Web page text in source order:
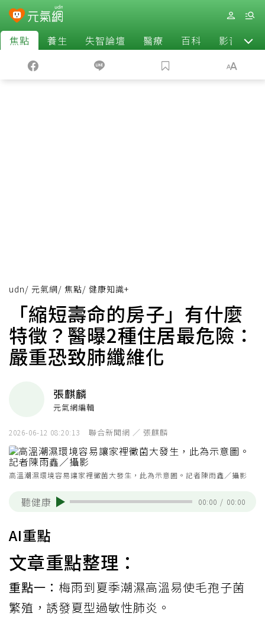
焦點 養生 失智論壇 醫療 百科 影音
udn/ 元氣網/ 焦點/ 健康知識+
「縮短壽命的房子」有什麼
特徵？醫曝2種住居最危險：
嚴重恐致肺纖維化
張麒麟
元氣網編輯
2026-06-12 08:20:13 聯合新聞網 ／ 張麒麟
高溫潮濕環境容易讓家裡黴菌大發生，此為示意圖。記者陳雨鑫／攝影
聽健康 00:00 / 00:00
AI重點
文章重點整理：
重點一： 梅雨到夏季潮濕高溫易使毛孢子菌
繁殖，誘發夏型過敏性肺炎。